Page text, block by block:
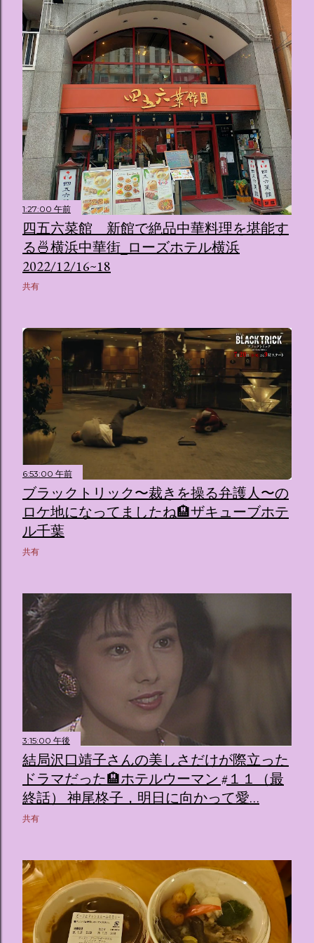
1:27:00 午前
四五六菜館 新館で絶品中華料理を堪能す
る🍜横浜中華街_ローズホテル横浜
2022/12/16~18
共有
6:53:00 午前
ブラックトリック〜裁きを操る弁護人〜の
ロケ地になってましたね🏨ザキューブホテ
ル千葉
共有
3:15:00 午後
結局沢口靖子さんの美しさだけが際立った
ドラマだった🏨ホテルウーマン #１１（最
終話） 神尾柊子，明日に向かって愛…
共有